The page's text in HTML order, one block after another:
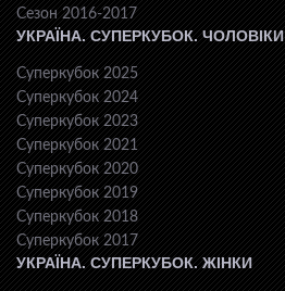
Сезон 2016-2017
УКРАЇНА. СУПЕРКУБОК. ЧОЛОВІКИ
Суперкубок 2025
Суперкубок 2024
Суперкубок 2023
Суперкубок 2021
Суперкубок 2020
Суперкубок 2019
Суперкубок 2018
Суперкубок 2017
УКРАЇНА. СУПЕРКУБОК. ЖІНКИ